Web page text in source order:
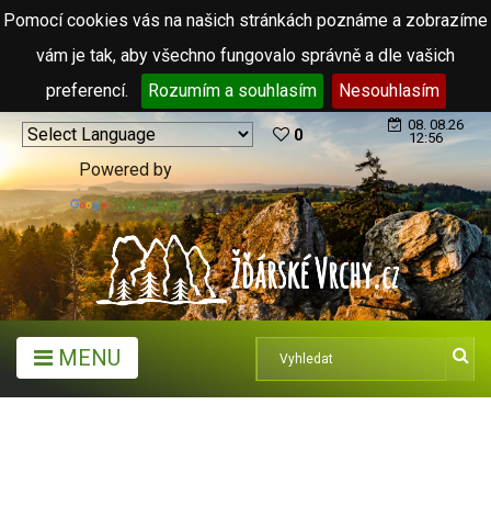
Pomocí cookies vás na našich stránkách poznáme a zobrazíme
vám je tak, aby všechno fungovalo správně a dle vašich
preferencí.
Rozumím a souhlasím Nesouhlasím
Powered by
Translate
0
08. 08.26
12:56
MENU